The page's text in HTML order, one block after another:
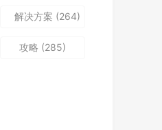
解决方案 (264)
攻略 (285)